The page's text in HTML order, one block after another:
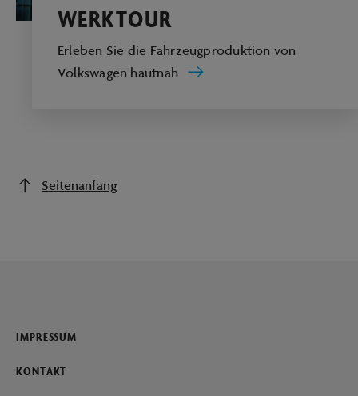
WERKTOUR
Erleben Sie die Fahrzeugproduktion von
Volkswagen hautnah
Seitenanfang
IMPRESSUM
KONTAKT